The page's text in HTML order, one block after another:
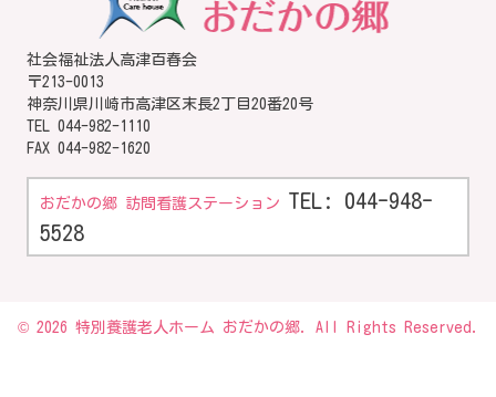
社会福祉法人高津百春会
〒213-0013
神奈川県川崎市高津区末長2丁目20番20号
TEL 044-982-1110
FAX 044-982-1620
おだかの郷 訪問看護ステーション TEL: 044-948-
5528
© 2026 特別養護老人ホーム おだかの郷. All Rights Reserved.